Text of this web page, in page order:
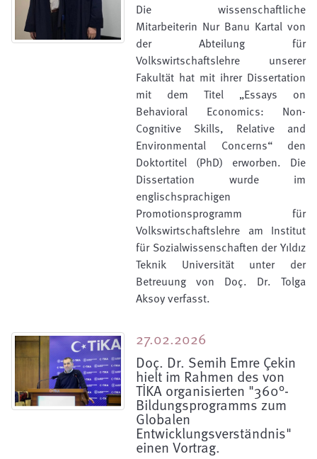
Die wissenschaftliche
Mitarbeiterin Nur Banu Kartal von
der Abteilung für
Volkswirtschaftslehre unserer
Fakultät hat mit ihrer Dissertation
mit dem Titel „Essays on
Behavioral Economics: Non-
Cognitive Skills, Relative and
Environmental Concerns“ den
Doktortitel (PhD) erworben. Die
Dissertation wurde im
englischsprachigen
Promotionsprogramm für
Volkswirtschaftslehre am Institut
für Sozialwissenschaften der Yıldız
Teknik Universität unter der
Betreuung von Doç. Dr. Tolga
Aksoy verfasst.
27.02.2026
Doç. Dr. Semih Emre Çekin
hielt im Rahmen des von
TİKA organisierten "360°-
Bildungsprogramms zum
Globalen
Entwicklungsverständnis"
einen Vortrag.